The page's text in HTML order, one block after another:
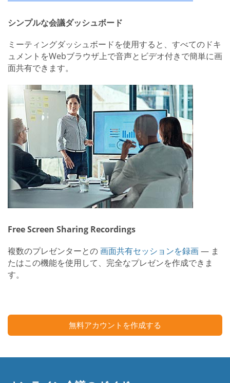
シンプルな会議ダッシュボード
ミーティングダッシュボードを使用すると、すべてのドキ
ュメントをWebブラウザ上で音声とビデオ付きで簡単に画
面共有できます。
Free Screen Sharing Recordings
複数のプレゼンターとの画面共有セッションを録画— ま
たはこの機能を使用して、完全なプレゼンを作成できま
す。
無料アカウントを作成する